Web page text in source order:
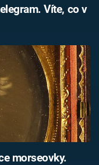
Víte, co v
morseovky.